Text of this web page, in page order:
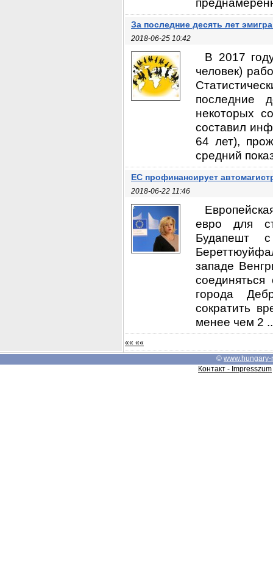
За последние десять лет
2018-06-25 10:42
В 2017
человек)
последние
некоторых
составил
64 лет),
средний
ЕС профинансирует
2018-06-22 11:46
евро для
Будапешт
западе
города
сократить
менее чем 2
«« ««
© www.hungary-
Контакт - Impresszum